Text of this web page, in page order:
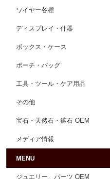
ワイヤー各種
ディスプレイ・什器
ボックス・ケース
ポーチ・バッグ
工具・ツール・ケア用品
その他
宝石・天然石・鉱石 OEM
メディア情報
MENU
ジュエリー、パーツ OEM